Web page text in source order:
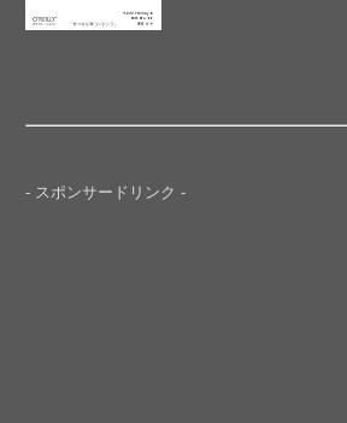
- スポンサードリンク -